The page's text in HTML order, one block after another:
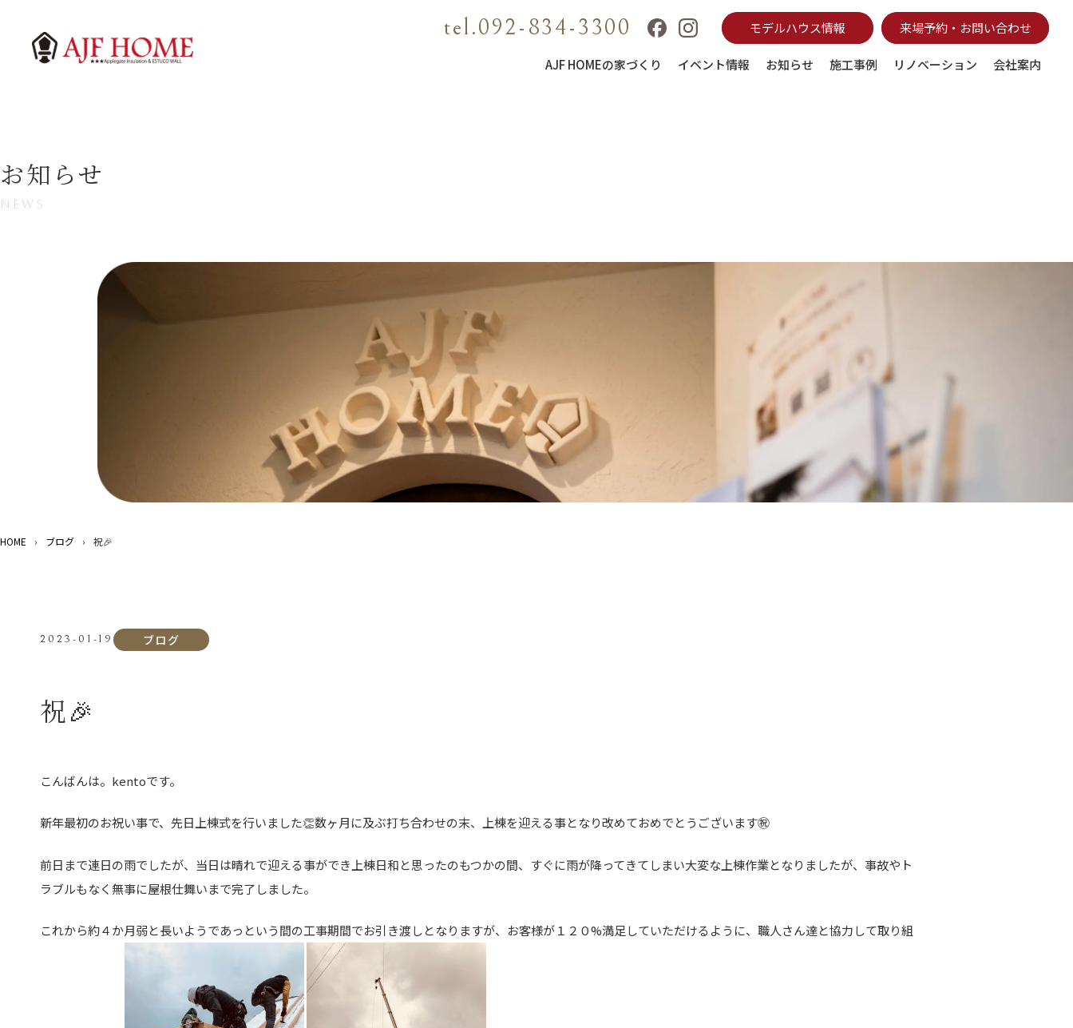
tel.092-834-3300 モデルハウス情報 来場予約・お問い合わせ
AJF HOMEの家づくり イベント情報 お知らせ 施工事例 リノベーション 会社案内
お知らせ
NEWS
HOME › ブログ › 祝🎉
2023-01-19 ブログ
祝🎉
こんばんは。kentoです。
新年最初のお祝い事で、先日上棟式を行いました👏数ヶ月に及ぶ打ち合わせの末、上棟を迎える事となり改めておめでとうございます㊗️
前日まで連日の雨でしたが、当日は晴れで迎える事ができ上棟日和と思ったのもつかの間、すぐに雨が降ってきてしまい大変な上棟作業となりましたが、事故やト
ラブルもなく無事に屋根仕舞いまで完了しました。
これから約４か月弱と長いようであっという間の工事期間でお引き渡しとなりますが、お客様が１２０%満足していただけるように、職人さん達と協力して取り組